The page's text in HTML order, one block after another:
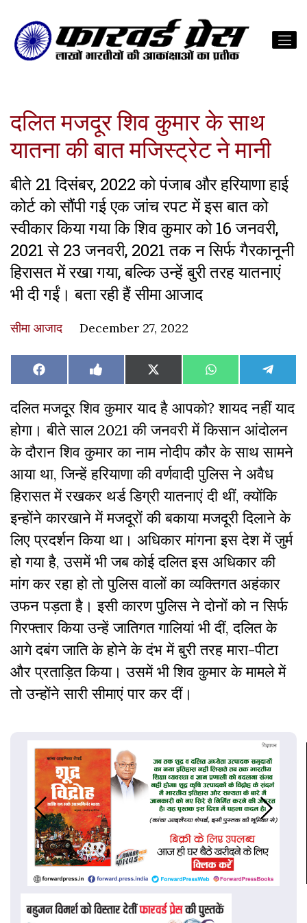
दलित मजदूर शिव कुमार के साथ
यातना की बात मजिस्ट्रेट ने मानी
बीते 21 दिसंबर, 2022 को पंजाब और हरियाणा हाई
कोर्ट को सौंपी गई एक जांच रपट में इस बात को
स्वीकार किया गया कि शिव कुमार को 16 जनवरी,
2021 से 23 जनवरी, 2021 तक न सिर्फ गैरकानूनी
हिरासत में रखा गया, बल्कि उन्हें बुरी तरह यातनाएं
भी दी गईं। बता रही हैं सीमा आजाद
सीमा आजाद December 27, 2022
Share
on
Facebook Share
on
Like
on
Share
on
X
(Twitter)
Share
on
WhatsAppShare
on
दलित मजदूर शिव कुमार याद है आपको? शायद नहीं याद
होगा। बीते साल 2021 की जनवरी में किसान आंदोलन
के दौरान शिव कुमार का नाम नोदीप कौर के साथ सामने
आया था, जिन्हें हरियाणा की वर्णवादी पुलिस ने अवैध
हिरासत में रखकर थर्ड डिग्री यातनाएं दी थीं, क्योंकि
इन्होंने कारखाने में मजदूरों की बकाया मजदूरी दिलाने के
लिए प्रदर्शन किया था। अधिकार मांगना इस देश में जुर्म
हो गया है, उसमें भी जब कोई दलित इस अधिकार की
मांग कर रहा हो तो पुलिस वालों का व्यक्तिगत अहंकार
उफन पड़ता है। इसी कारण पुलिस ने दोनों को न सिर्फ
गिरफ्तार किया उन्हें जातिगत गालियां भी दीं, दलित के
आगे दबंग जाति के होने के दंभ में बुरी तरह मारा-पीटा
और प्रताड़ित किया। उसमें भी शिव कुमार के मामले में
तो उन्होंने सारी सीमाएं पार कर दीं।